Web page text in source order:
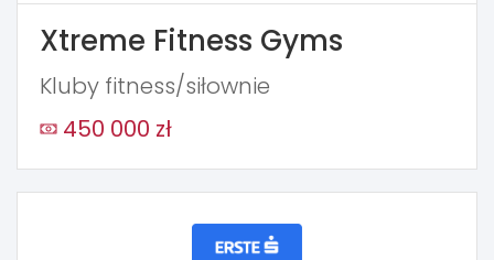
Xtreme Fitness Gyms
Kluby fitness/siłownie
450 000 zł